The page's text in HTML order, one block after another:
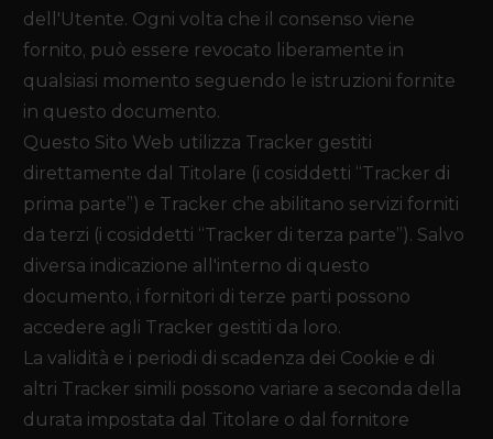
dell'Utente. Ogni volta che il consenso viene
fornito, può essere revocato liberamente in
qualsiasi momento seguendo le istruzioni fornite
in questo documento.
Questo Sito Web utilizza Tracker gestiti
direttamente dal Titolare (i cosiddetti “Tracker di
prima parte”) e Tracker che abilitano servizi forniti
da terzi (i cosiddetti “Tracker di terza parte”). Salvo
diversa indicazione all'interno di questo
documento, i fornitori di terze parti possono
accedere agli Tracker gestiti da loro.
La validità e i periodi di scadenza dei Cookie e di
altri Tracker simili possono variare a seconda della
durata impostata dal Titolare o dal fornitore